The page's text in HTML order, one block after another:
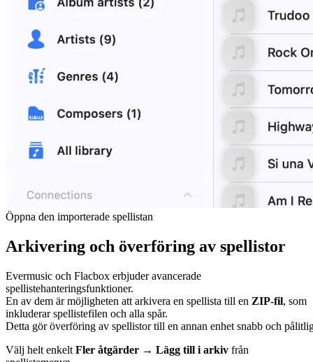
Öppna den importerade spellistan
Arkivering och överföring av spellistor
Evermusic och Flacbox erbjuder avancerade
spellistehanteringsfunktioner.
En av dem är möjligheten att arkivera en spellista till en ZIP-fil, som
inkluderar spellistefilen och alla spår.
Detta gör överföring av spellistor till en annan enhet snabb och
Välj helt enkelt Fler åtgärder → Lägg till i arkiv från